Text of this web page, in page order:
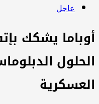
عاجل
أوباما يشكك
الحلول
العسكرية